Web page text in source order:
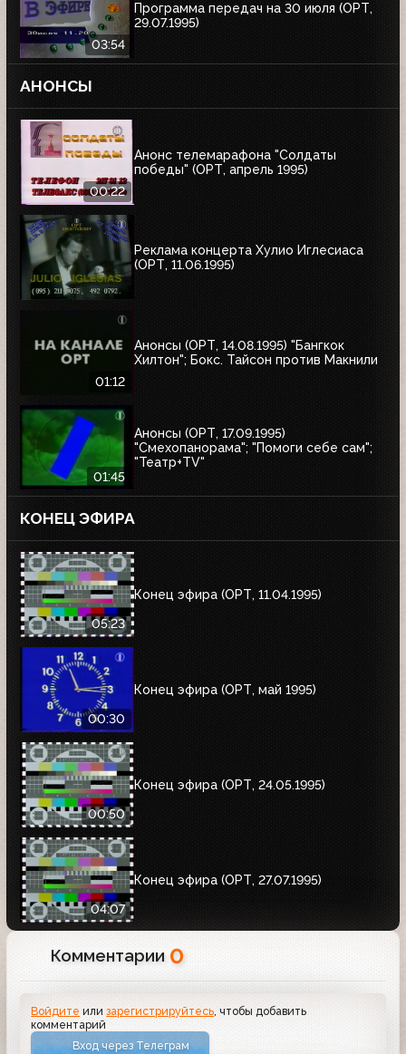
03:54
Программа передач на 30 июля (ОРТ,
29.07.1995)
АНОНСЫ
00:22
Анонс телемарафона "Солдаты
победы" (ОРТ, апрель 1995)
Реклама концерта Хулио Иглесиаса
(ОРТ, 11.06.1995)
01:12
Анонсы (ОРТ, 14.08.1995) "Бангкок
Хилтон"; Бокс. Тайсон против Макнили
01:45
Анонсы (ОРТ, 17.09.1995)
"Смехопанорама"; "Помоги себе сам";
"Театр+TV"
КОНЕЦ ЭФИРА
05:23
Конец эфира (ОРТ, 11.04.1995)
00:30
Конец эфира (ОРТ, май 1995)
00:50
Конец эфира (ОРТ, 24.05.1995)
04:07
Конец эфира (ОРТ, 27.07.1995)
Комментарии 0
Войдите илизарегистрируйтесь , чтобы добавить
комментарий
Вход через Телеграм